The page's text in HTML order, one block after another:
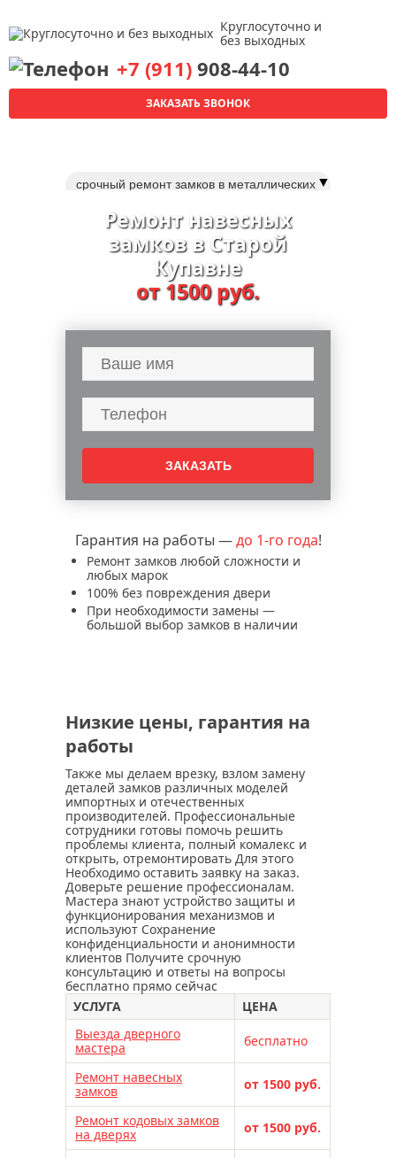
Круглосуточно и
без выходных
+7 (911) 908-44-10
ЗАКАЗАТЬ ЗВОНОК
срочный ремонт замков в металлических
мастер по ремонту замков дверей
срочный ремонт дверных замков
ремонт и замена замка fuaro (фуаро)
срочная замена замков в металлической
замена замка в китайской двери
дверь
перекодировка замка входной двери
служба аварийного вскрытия замков и
замена ручки дверного замка
замена дверных замков
установка дверных замков
замена входного замка
вскрытие дверных замков
вскрытие и замена замков securemme
вскрытие и замена замков iseo
вскрытие и замена замка apecs
вскрытие и замена замков masterlock
вскрытие и замена замков класс
вскрытие и замена замков сам
монтаж замков – прерогатива
специалистов
починить замок может только мастер
перекодировка замка cisa
перекодировка замков
габаритные чертежи замков
немного о замках
ремонт ручек входной двери
ремонт входной металлической двери
мастер по ремонту входной двери
ремонт входных дверей в москве
▼
Ремонт навесных
замков в Старой
Купавне
от 1500 руб.
Гарантия на работы —до 1-го года!
Ремонт замков любой сложности и
любых марок
100% без повреждения двери
При необходимости замены —
большой выбор замков в наличии
Низкие цены, гарантия на
работы
Также мы делаем врезку, взлом замену
деталей замков различных моделей
импортных и отечественных
производителей. Профессиональные
сотрудники готовы помочь решить
проблемы клиента, полный комалекс и
открыть, отремонтировать Для этого
Необходимо оставить заявку на заказ.
Доверьте решение профессионалам.
Мастера знают устройство защиты и
функционирования механизмов и
используют Сохранение
конфиденциальности и анонимности
клиентов Получите срочную
консультацию и ответы на вопросы
бесплатно прямо сейчас
УСЛУГА
ЦЕНА
Выезда дверного
мастера
бесплатно
Ремонт навесных
замков
от 1500 руб.
Ремонт кодовых замков
на дверях
от 1500 руб.